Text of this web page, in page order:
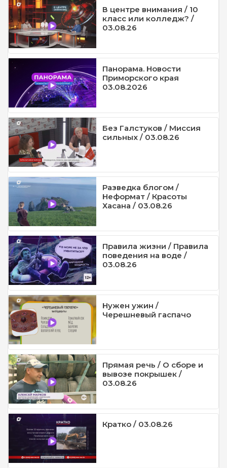
В центре внимания / 10
класс или колледж? /
03.08.26
Панорама. Новости
Приморского края
03.08.2026
Без Галстуков / Миссия
сильных / 03.08.26
Разведка блогом /
Неформат / Красоты
Хасана / 03.08.26
Правила жизни / Правила
поведения на воде /
03.08.26
Нужен ужин /
Черешневый гаспачо
Прямая речь / О сборе и
вывозе покрышек /
03.08.26
Кратко / 03.08.26